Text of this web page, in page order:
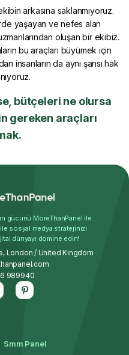
arkasına saklanmıyoruz.
yaşayan ve nefes alan
oluşan bir ekibiz.
bu araçları büyümek için
insanların da aynı şansı hak
bütçeleri ne olursa
gereken araçları
gücünü MoreThanPanel ile.
sosyal medya stratejinizi
dünyayı domine edin!
London / United Kingdom
989940
Smm Panel